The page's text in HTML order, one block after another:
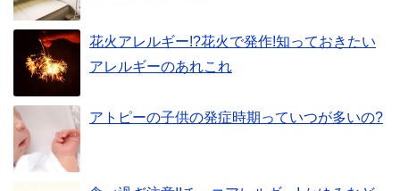
花火アレルギー!?花火で発作!知っておきたい
アレルギーのあれこれ
アトピーの子供の発症時期っていつが多いの?